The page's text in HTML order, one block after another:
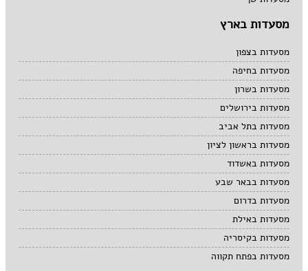
מרוקאי
מתוקים
סיני
סנדוויץ' בר
פאב
מסעדות בארץ
מסעדות בצפון
מסעדות בחיפה
מסעדות בשרון
מסעדות בירושלים
מסעדות בתל אביב
מסעדות בראשון לציון
מסעדות באשדוד
מסעדות בבאר שבע
מסעדות בדרום
מסעדות באילת
מסעדות בקיסריה
מסעדות בפתח תקווה